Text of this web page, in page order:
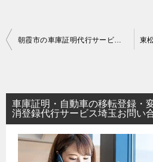
投
ビ
ゲ
朝霞市の車庫証明代行サービス｜埼玉県
車庫証明・自動車の移転登録・
消登録代行サービス埼玉お問い